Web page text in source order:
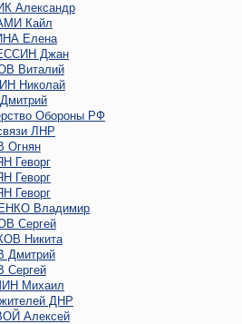
Александр
Кайл
Елена
Джан
Виталий
Николай
Обороны РФ
ЛНР
Геворг
Геворг
Геворг
Владимир
Сергей
Никита
Дмитрий
Михаил
ДНР
Алексей